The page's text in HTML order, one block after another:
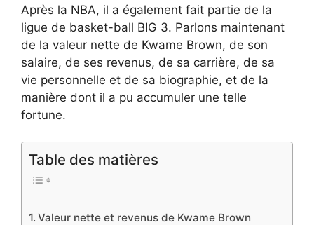
Après la NBA, il a également fait partie de la
ligue de basket-ball BIG 3. Parlons maintenant
de la valeur nette de Kwame Brown, de son
salaire, de ses revenus, de sa carrière, de sa
vie personnelle et de sa biographie, et de la
manière dont il a pu accumuler une telle
fortune.
Table des matières
Valeur nette et revenus de Kwame Brown